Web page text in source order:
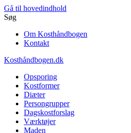
Gå til hovedindhold
Søg
Om Kosthåndbogen
Kontakt
Kosthåndbogen.dk
Opsporing
Kostformer
Diæter
Persongrupper
Dagskostforslag
Værktøjer
Maden